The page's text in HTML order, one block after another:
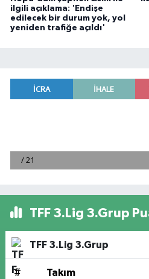
ilgili açıklama: 'Endişe
edilecek bir durum yok, yol
yeniden trafiğe açıldı'
TFF 3.Lig 3.Grup
TFF 3.Lig 3.Grup
# Takım